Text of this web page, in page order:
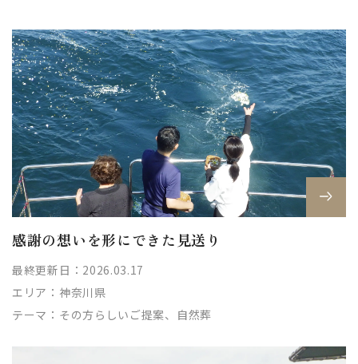
感謝の想いを形にできた見送り
最終更新日：2026.03.17
エリア： 神奈川県
テーマ： その方らしいご提案、自然葬